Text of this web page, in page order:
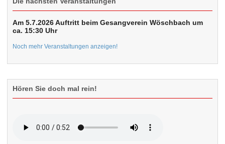
Am 5.7.2026 Auftritt beim Gesangverein Wöschbach um
ca. 15:30 Uhr
Noch mehr Veranstaltungen anzeigen!
Hören Sie doch mal rein!